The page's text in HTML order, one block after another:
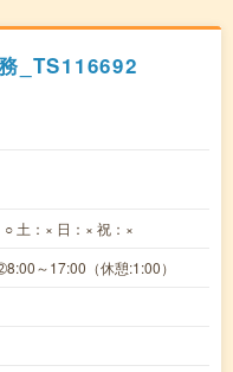
_TS116692
土：× 日：× 祝：×
～17:00（休憩:1:00）